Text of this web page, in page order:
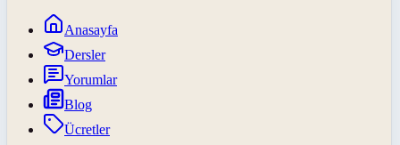
Anasayfa
Dersler
Yorumlar
Blog
Ücretler